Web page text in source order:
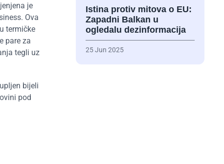
je
Ova
termičke
pare za
tegli uz
bijeli
pod
Istina protiv mitova o EU:
Zapadni Balkan u
ogledalu dezinformacija
25 Jun 2025